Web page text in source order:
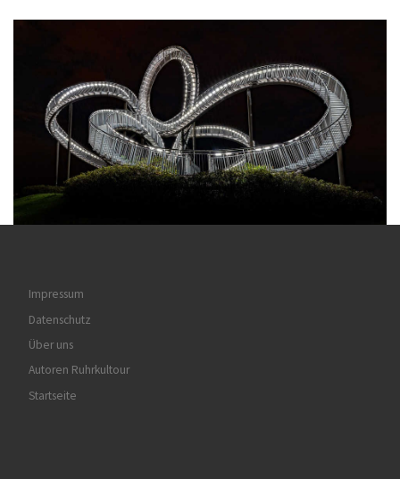
Impressum
Datenschutz
Über uns
Autoren Ruhrkultour
Startseite